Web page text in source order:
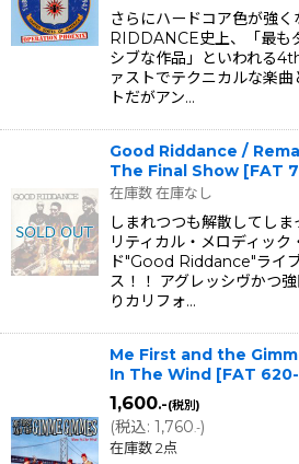
さらにハードコア色が強
RIDDANCE史上、「最も
シブな作品」といわれる
ァストでテクニカルな楽
トだがアン…
Good Riddance /
The Final Show [FAT
在庫数 在庫なし
しまれつつも解散してし
リティカル・メロディック
ド"Good Riddance"ライ
ス！！ アグレッシヴかつ
りカリフォ…
Me First and the
In The Wind [FAT
1,600.-(税別)
(税込: 1,760.-)
在庫数 2点